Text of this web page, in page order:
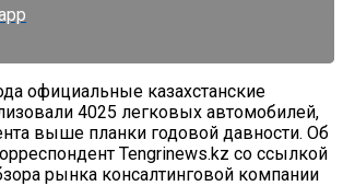
официальные казахстанские
4025 легковых автомобилей,
выше планки годовой давности. Об
Tengrinews.kz со ссылкой
рынка консалтинговой компании